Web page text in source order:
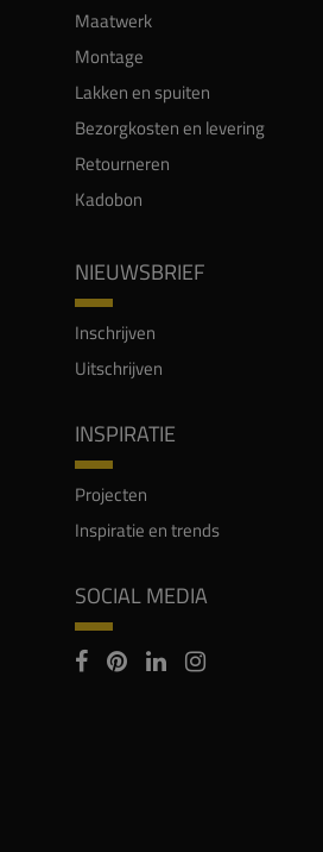
Maatwerk
Montage
Lakken en spuiten
Bezorgkosten en levering
Retourneren
Kadobon
NIEUWSBRIEF
Inschrijven
Uitschrijven
INSPIRATIE
Projecten
Inspiratie en trends
SOCIAL MEDIA